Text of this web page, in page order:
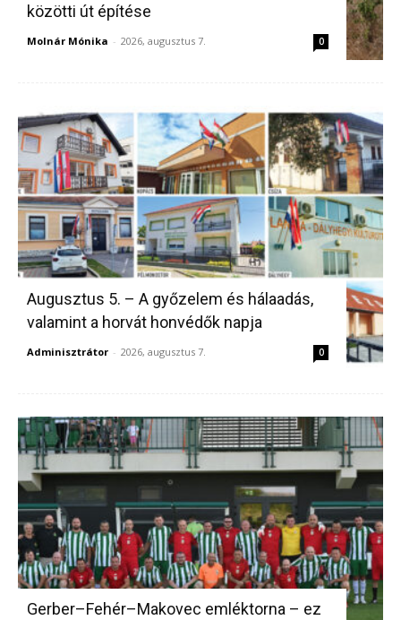
közötti út építése
Molnár Mónika - 2026, augusztus 7. 0
Augusztus 5. – A győzelem és hálaadás,
valamint a horvát honvédők napja
Adminisztrátor - 2026, augusztus 7. 0
Gerber–Fehér–Makovec emléktorna – ez